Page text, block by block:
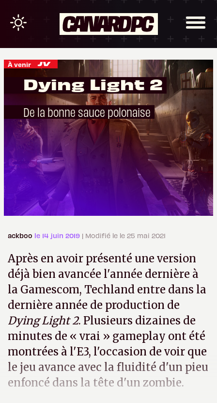
À venir
Dying Light 2
De la bonne sauce polonaise
ackboo le 14 juin 2019 | Modifié le le 25 mai 2021
Après en avoir présenté une version
déjà bien avancée l'année dernière à
la Gamescom, Techland entre dans la
dernière année de production de
Dying Light 2. Plusieurs dizaines de
minutes de « vrai » gameplay ont été
montrées à l'E3, l'occasion de voir que
le jeu avance avec la fluidité d'un pieu
enfoncé dans la tête d'un zombie.